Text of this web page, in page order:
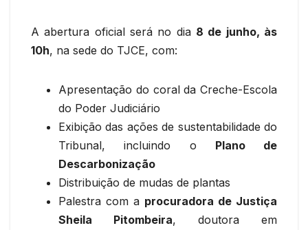
A abertura oficial será no dia 8 de junho, às
10h, na sede do TJCE, com:
Apresentação do coral da Creche-Escola
do Poder Judiciário
Exibição das ações de sustentabilidade do
Tribunal, incluindo o Plano de
Descarbonização
Distribuição de mudas de plantas
Palestra com a procuradora de Justiça
Sheila Pitombeira, doutora em